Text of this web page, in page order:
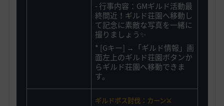
- 行事内容：GMギルド活動最
終間近！ ギルド荘園へ移動し
て記念に素敵な写真を一緒に
撮りましょう✨
* [Gキー] →「ギルド情報」画
面左上のギルド荘園ボタンか
らギルド荘園へ移動できま
す。
ギルドボス討伐：カーン⚔️